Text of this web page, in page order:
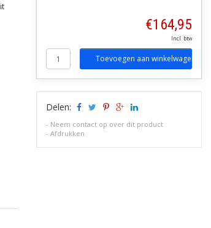
€164,95
Incl. btw
Toevoegen aan winkelwagen
Delen:
- Neem contact op over dit product
-Afdrukken